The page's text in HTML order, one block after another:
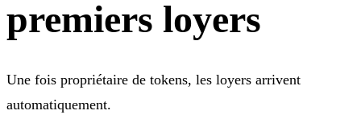
premiers loyers
Une fois propriétaire de tokens, les loyers arrivent
automatiquement.